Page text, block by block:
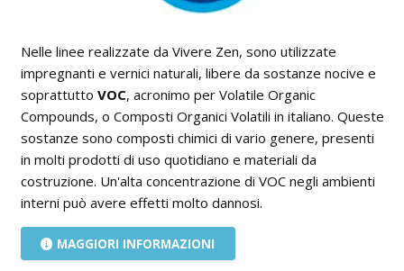
Nelle linee realizzate da Vivere Zen, sono utilizzate
impregnanti e vernici naturali, libere da sostanze nocive e
soprattutto VOC, acronimo per Volatile Organic
Compounds, o Composti Organici Volatili in italiano. Queste
sostanze sono composti chimici di vario genere, presenti
in molti prodotti di uso quotidiano e materiali da
costruzione. Un'alta concentrazione di VOC negli ambienti
interni può avere effetti molto dannosi.
MAGGIORI INFORMAZIONI